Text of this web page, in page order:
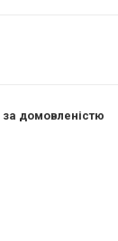
за домовленістю